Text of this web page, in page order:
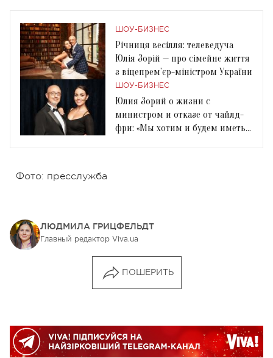
ШОУ-БИЗНЕС
Річниця весілля: телеведуча
Юлія Зорій — про сімейне життя
з віцепрем’єр-міністром України
ШОУ-БИЗНЕС
Юлия Зорий о жизни с
министром и отказе от чайлд-
фри: «Мы хотим и будем иметь
Фото: пресслужба
ЛЮДМИЛА ГРИЦФЕЛЬДТ
Главный редактор Viva.ua
ПОШЕРИТЬ